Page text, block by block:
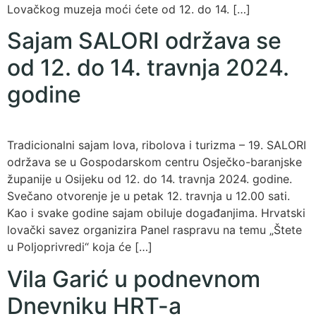
Lovačkog muzeja moći ćete od 12. do 14. […]
Sajam SALORI održava se
od 12. do 14. travnja 2024.
godine
Tradicionalni sajam lova, ribolova i turizma – 19. SALORI
održava se u Gospodarskom centru Osječko-baranjske
županije u Osijeku od 12. do 14. travnja 2024. godine.
Svečano otvorenje je u petak 12. travnja u 12.00 sati.
Kao i svake godine sajam obiluje događanjima. Hrvatski
lovački savez organizira Panel raspravu na temu „Štete
u Poljoprivredi“ koja će […]
Vila Garić u podnevnom
Dnevniku HRT-a